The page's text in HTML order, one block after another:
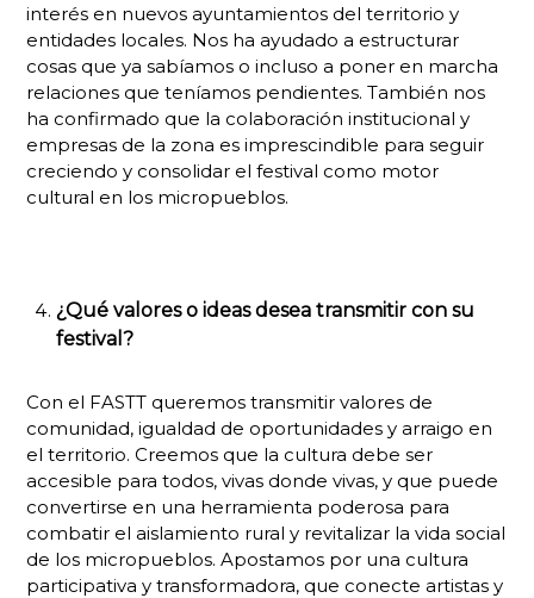
interés en nuevos ayuntamientos del territorio y
entidades locales. Nos ha ayudado a estructurar
cosas que ya sabíamos o incluso a poner en marcha
relaciones que teníamos pendientes. También nos
ha confirmado que la colaboración institucional y
empresas de la zona es imprescindible para seguir
creciendo y consolidar el festival como motor
cultural en los micropueblos.
¿Qué valores o ideas desea transmitir con su
festival?
Con el FASTT queremos transmitir valores de
comunidad, igualdad de oportunidades y arraigo en
el territorio. Creemos que la cultura debe ser
accesible para todos, vivas donde vivas, y que puede
convertirse en una herramienta poderosa para
combatir el aislamiento rural y revitalizar la vida social
de los micropueblos. Apostamos por una cultura
participativa y transformadora, que conecte artistas y